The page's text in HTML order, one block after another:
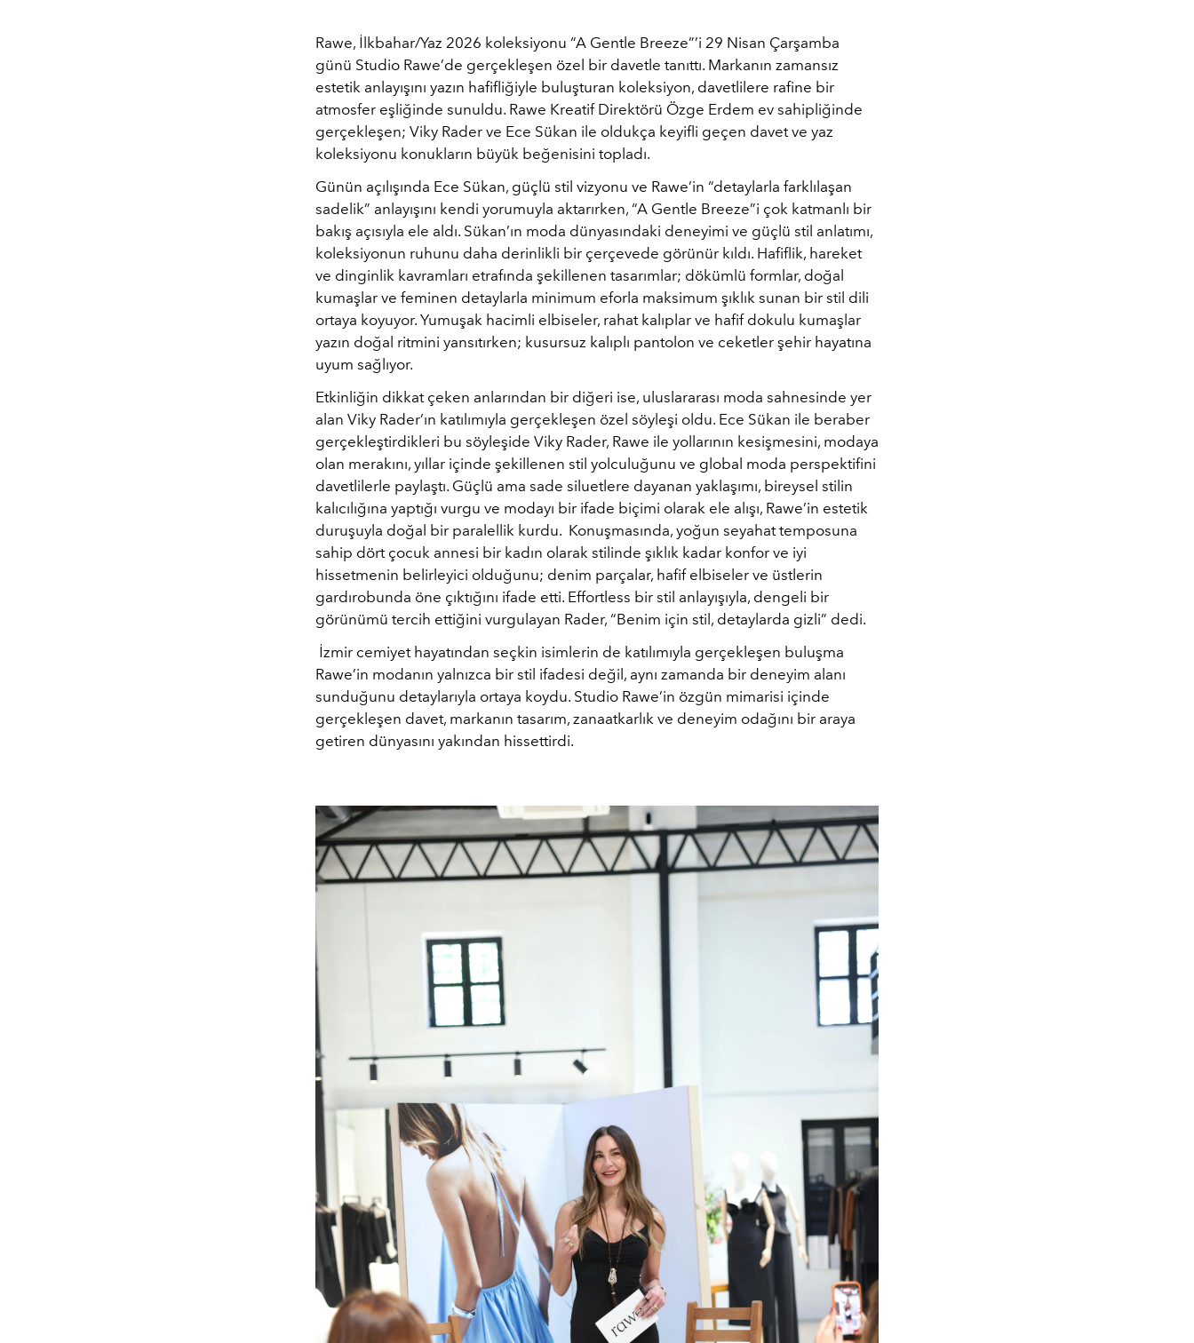
Rawe, İlkbahar/Yaz 2026 koleksiyonu “A Gentle Breeze”’i 29 Nisan Çarşamba
günü Studio Rawe’de gerçekleşen özel bir davetle tanıttı. Markanın zamansız
estetik anlayışını yazın hafifliğiyle buluşturan koleksiyon, davetlilere rafine bir
atmosfer eşliğinde sunuldu. Rawe Kreatif Direktörü Özge Erdem ev sahipliğinde
gerçekleşen; Viky Rader ve Ece Sükan ile oldukça keyifli geçen davet ve yaz
koleksiyonu konukların büyük beğenisini topladı.
Günün açılışında Ece Sükan, güçlü stil vizyonu ve Rawe’in “detaylarla farklılaşan
sadelik” anlayışını kendi yorumuyla aktarırken, “A Gentle Breeze”i çok katmanlı bir
bakış açısıyla ele aldı. Sükan’ın moda dünyasındaki deneyimi ve güçlü stil anlatımı,
koleksiyonun ruhunu daha derinlikli bir çerçevede görünür kıldı. Hafiflik, hareket
ve dinginlik kavramları etrafında şekillenen tasarımlar; dökümlü formlar, doğal
kumaşlar ve feminen detaylarla minimum eforla maksimum şıklık sunan bir stil dili
ortaya koyuyor. Yumuşak hacimli elbiseler, rahat kalıplar ve hafif dokulu kumaşlar
yazın doğal ritmini yansıtırken; kusursuz kalıplı pantolon ve ceketler şehir hayatına
uyum sağlıyor.
Etkinliğin dikkat çeken anlarından bir diğeri ise, uluslararası moda sahnesinde yer
alan Viky Rader’ın katılımıyla gerçekleşen özel söyleşi oldu. Ece Sükan ile beraber
gerçekleştirdikleri bu söyleşide Viky Rader, Rawe ile yollarının kesişmesini, modaya
olan merakını, yıllar içinde şekillenen stil yolculuğunu ve global moda perspektifini
davetlilerle paylaştı. Güçlü ama sade siluetlere dayanan yaklaşımı, bireysel stilin
kalıcılığına yaptığı vurgu ve modayı bir ifade biçimi olarak ele alışı, Rawe’in estetik
duruşuyla doğal bir paralellik kurdu. Konuşmasında, yoğun seyahat temposuna
sahip dört çocuk annesi bir kadın olarak stilinde şıklık kadar konfor ve iyi
hissetmenin belirleyici olduğunu; denim parçalar, hafif elbiseler ve üstlerin
gardırobunda öne çıktığını ifade etti. Effortless bir stil anlayışıyla, dengeli bir
görünümü tercih ettiğini vurgulayan Rader, “Benim için stil, detaylarda gizli” dedi.
İzmir cemiyet hayatından seçkin isimlerin de katılımıyla gerçekleşen buluşma
Rawe’in modanın yalnızca bir stil ifadesi değil, aynı zamanda bir deneyim alanı
sunduğunu detaylarıyla ortaya koydu. Studio Rawe’in özgün mimarisi içinde
gerçekleşen davet, markanın tasarım, zanaatkarlık ve deneyim odağını bir araya
getiren dünyasını yakından hissettirdi.